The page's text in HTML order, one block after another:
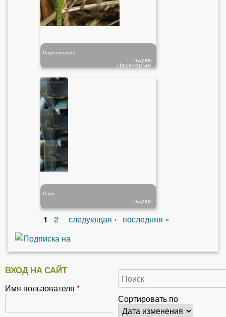
Паук-охотник
Насекомые
пауки
Паук
пауки
1 2 следующая › последняя »
ВХОД НА САЙТ
Имя пользователя *
Сортировать по